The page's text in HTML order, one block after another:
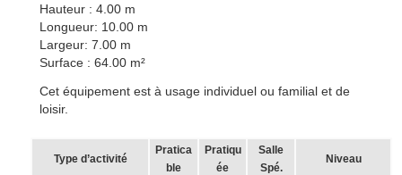
Hauteur : 4.00 m
Longueur: 10.00 m
Largeur: 7.00 m
Surface : 64.00 m²
Cet équipement est à usage individuel ou familial et de
loisir.
Type d’activité
Pratica
ble
Pratiqu
ée
Salle
Spé.
Niveau